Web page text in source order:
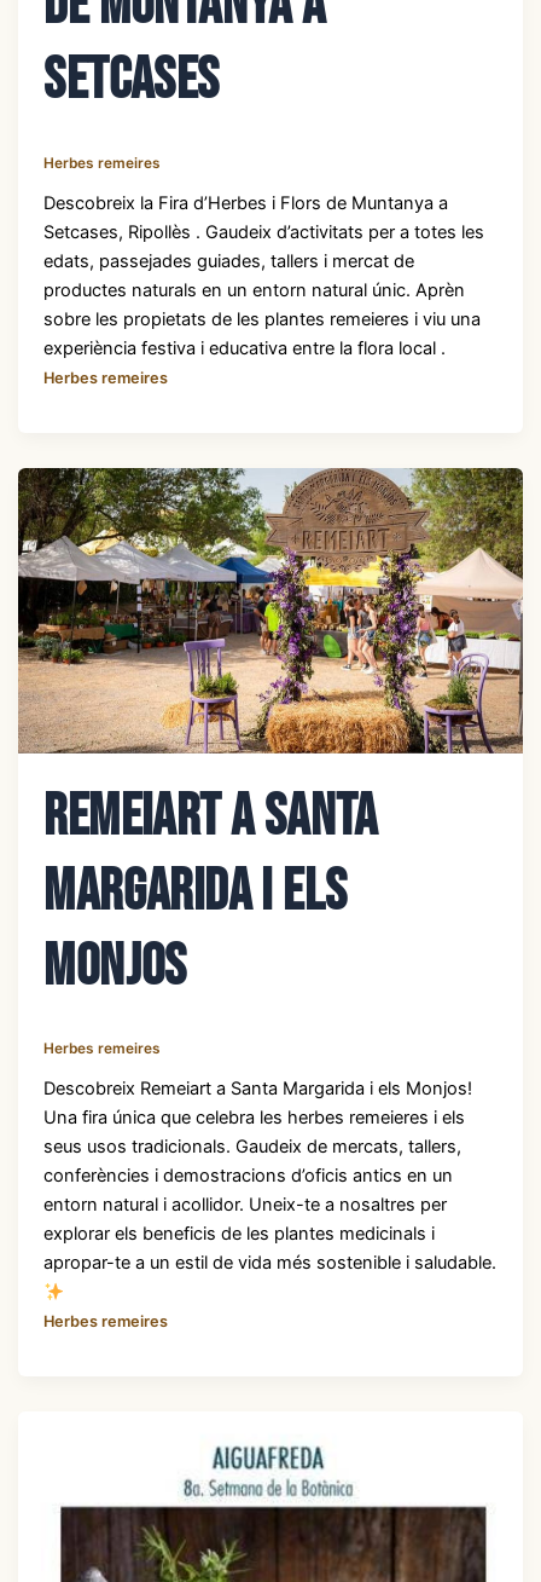
Setcases
Herbes remeires
Descobreix la Fira d’Herbes i Flors de Muntanya a
Setcases, Ripollès . Gaudeix d’activitats per a totes les
edats, passejades guiades, tallers i mercat de
productes naturals en un entorn natural únic. Aprèn
sobre les propietats de les plantes remeieres i viu una
experiència festiva i educativa entre la flora local .
Herbes remeires
Remeiart a Santa
Margarida i els
Monjos
Herbes remeires
Descobreix Remeiart a Santa Margarida i els Monjos!
Una fira única que celebra les herbes remeieres i els
seus usos tradicionals. Gaudeix de mercats, tallers,
conferències i demostracions d’oficis antics en un
entorn natural i acollidor. Uneix-te a nosaltres per
explorar els beneficis de les plantes medicinals i
apropar-te a un estil de vida més sostenible i saludable.
Herbes remeires